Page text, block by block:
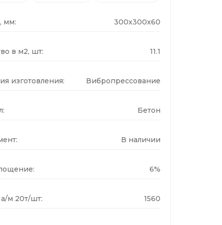
мм: 300x300x60
в м2, шт: 11.1
изготовления: Вибропрессование
Бетон
В наличии
6%
а/м 20т/шт: 1560